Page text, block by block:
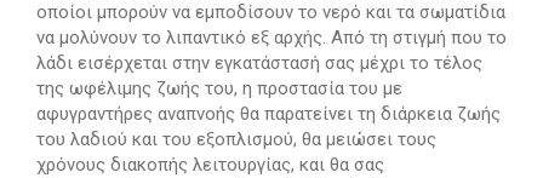
οποίοι μπορούν να εμποδίσουν το νερό και τα σωματίδια
να μολύνουν το λιπαντικό εξ αρχής. Από τη στιγμή που το
λάδι εισέρχεται στην εγκατάστασή σας μέχρι το τέλος
της ωφέλιμης ζωής του, η προστασία του με
αφυγραντήρες αναπνοής θα παρατείνει τη διάρκεια ζωής
του λαδιού και του εξοπλισμού, θα μειώσει τους
χρόνους διακοπής λειτουργίας, και θα σας